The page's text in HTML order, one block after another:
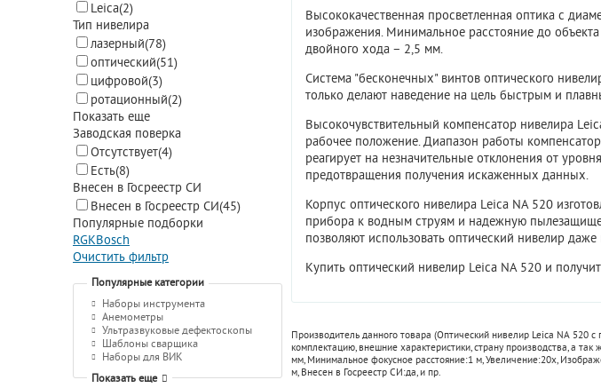
Leica(2)
Тип нивелира
лазерный(78)
оптический(51)
цифровой(3)
ротационный(2)
Показать еще
Заводская поверка
Отсутствует(4)
Есть(8)
Внесен в Госреестр СИ
Внесен в Госреестр СИ(45)
Популярные подборки
RGKBosch
Очистить фильтр
Популярные категории
Наборы инструмента
Анемометры
Ультразвуковые дефектоскопы
Шаблоны сварщика
Наборы для ВИК
Показать еще
Высококачественная просветленная оптика с
изображения. Минимальное расстояние до
двойного хода – 2,5 мм.
Система "бесконечных" винтов оптического
только делают наведение на цель быстрым и
Высокочувствительный компенсатор нивелира
рабочее положение. Диапазон работы
реагирует на незначительные отклонения от
предотвращения получения искаженных данных.
Корпус оптического нивелира Leica NA 520
прибора к водным струям и надежную
позволяют использовать оптический нивелир даже
Купить оптический нивелир Leica NA 520 и
Производитель данного товара (Оптический нивелир Leica NA 520
комплектацию, внешние характеристики, страну производства, а
мм, Минимальное фокусное расстояние:1 м,Увеличение:20x,
м, Внесен в Госреестр СИ:да, и пр.